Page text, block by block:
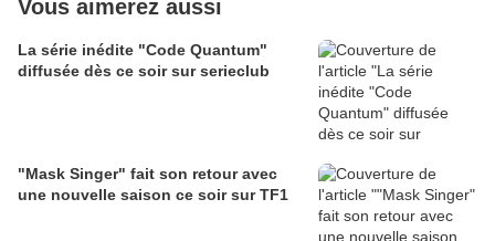
Vous aimerez aussi
La série inédite "Code Quantum"
diffusée dès ce soir sur serieclub
"Mask Singer" fait son retour avec
une nouvelle saison ce soir sur TF1